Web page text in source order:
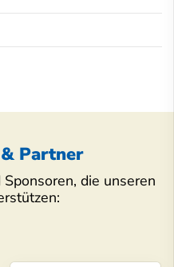
Partner
die unseren